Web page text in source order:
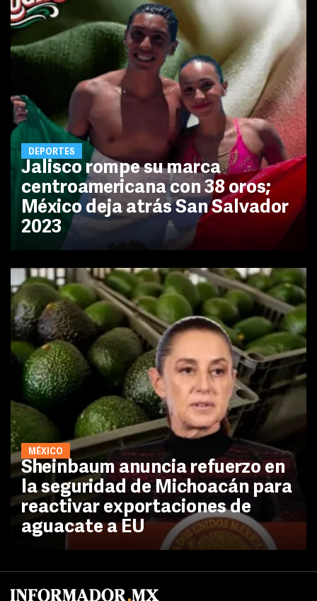
DEPORTES
Jalisco rompe su marca
centroamericana con 38 oros;
México deja atrás San Salvador
2023
MÉXICO
Sheinbaum anuncia refuerzo en
la seguridad de Michoacán para
reactivar exportaciones de
aguacate a EU